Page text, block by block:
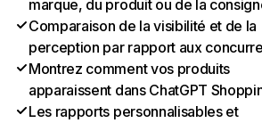
marque, du produit ou de la
Comparaison de la visibilité et de la
perception par rapport aux
Montrez comment vos produits
apparaissent dans ChatGPT
Les rapports personnalisables et